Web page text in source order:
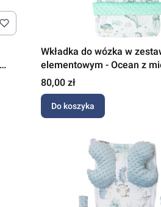
Wkładka do wózka w
elementowym - Ocean z
Minky
Cena
80,00 zł
Do koszyka